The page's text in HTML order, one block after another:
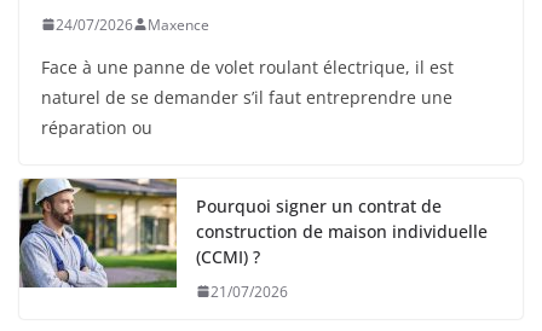
24/07/2026 Maxence
Face à une panne de volet roulant électrique, il est
naturel de se demander s’il faut entreprendre une
réparation ou
Pourquoi signer un contrat de
construction de maison individuelle
(CCMI) ?
21/07/2026